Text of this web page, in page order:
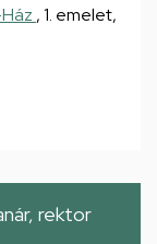
, 1. emelet,
rektor